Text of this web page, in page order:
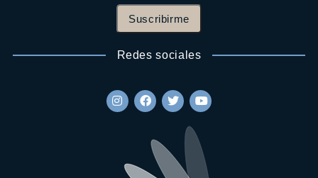
Suscribirme
Redes sociales